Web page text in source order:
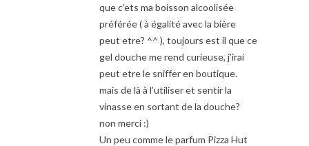
que c’ets ma boisson alcoolisée
préférée ( à égalité avec la bière
peut etre? ^^ ), toujours est il que ce
gel douche me rend curieuse, j’irai
peut etre le sniffer en boutique.
mais de là à l’utiliser et sentir la
vinasse en sortant de la douche?
non merci :)
Un peu comme le parfum Pizza Hut